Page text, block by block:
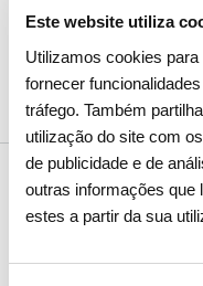
Este website utiliza
Utilizamos cookies
fornecer
tráfego. Também
utilização do site com
de publicidade e de
outras informações que
estes a partir da sua